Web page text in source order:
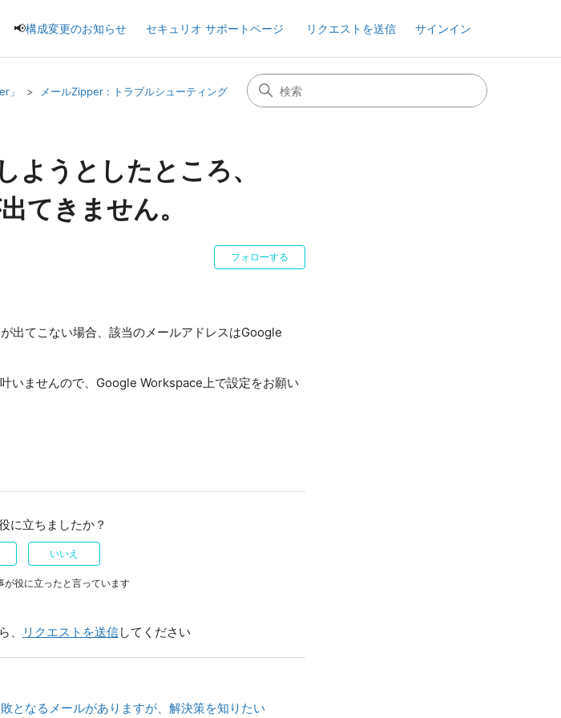
📢構成変更のお知らせ セキュリオ サポートページ リクエストを送信 サインイン
」 メールZipper : トラブルシューティング
ようとしたところ、
てきません。
フォローする
出てこない場合、該当のメールアドレスはGoogle
いませんので、Google Workspace上で設定をお願い
に立ちましたか？
いいえ
役に立ったと言っています
、 リクエストを送信してください
となるメールがありますが、解決策を知りたい